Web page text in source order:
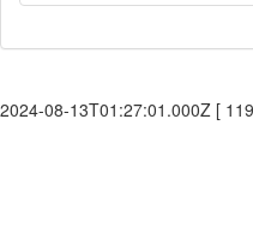
2024-08-13T01:27:01.000Z [